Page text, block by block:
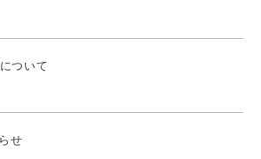
ついて
せ